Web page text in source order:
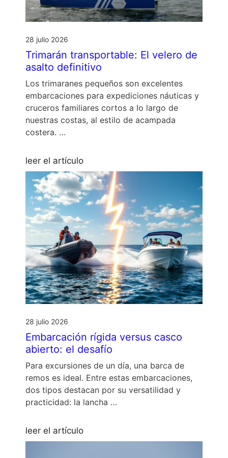
28 julio 2026
Trimarán transportable: El velero de
asalto definitivo
Los trimaranes pequeños son excelentes
embarcaciones para expediciones náuticas y
cruceros familiares cortos a lo largo de
nuestras costas, al estilo de acampada
costera. …
leer el artículo
28 julio 2026
Embarcación rígida versus casco
abierto: el desafío
Para excursiones de un día, una barca de
remos es ideal. Entre estas embarcaciones,
dos tipos destacan por su versatilidad y
practicidad: la lancha …
leer el artículo